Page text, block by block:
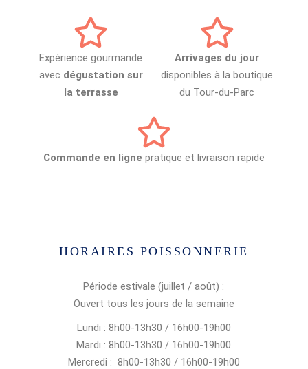
Expérience gourmande
avec dégustation sur
la terrasse
Arrivages du jour
disponibles à la boutique
du Tour-du-Parc
Commande en ligne pratique et livraison rapide
HORAIRES POISSONNERIE
Période estivale (juillet / août) :
Ouvert tous les jours de la semaine
Lundi : 8h00-13h30 / 16h00-19h00
Mardi : 8h00-13h30 / 16h00-19h00
Mercredi : 8h00-13h30 / 16h00-19h00